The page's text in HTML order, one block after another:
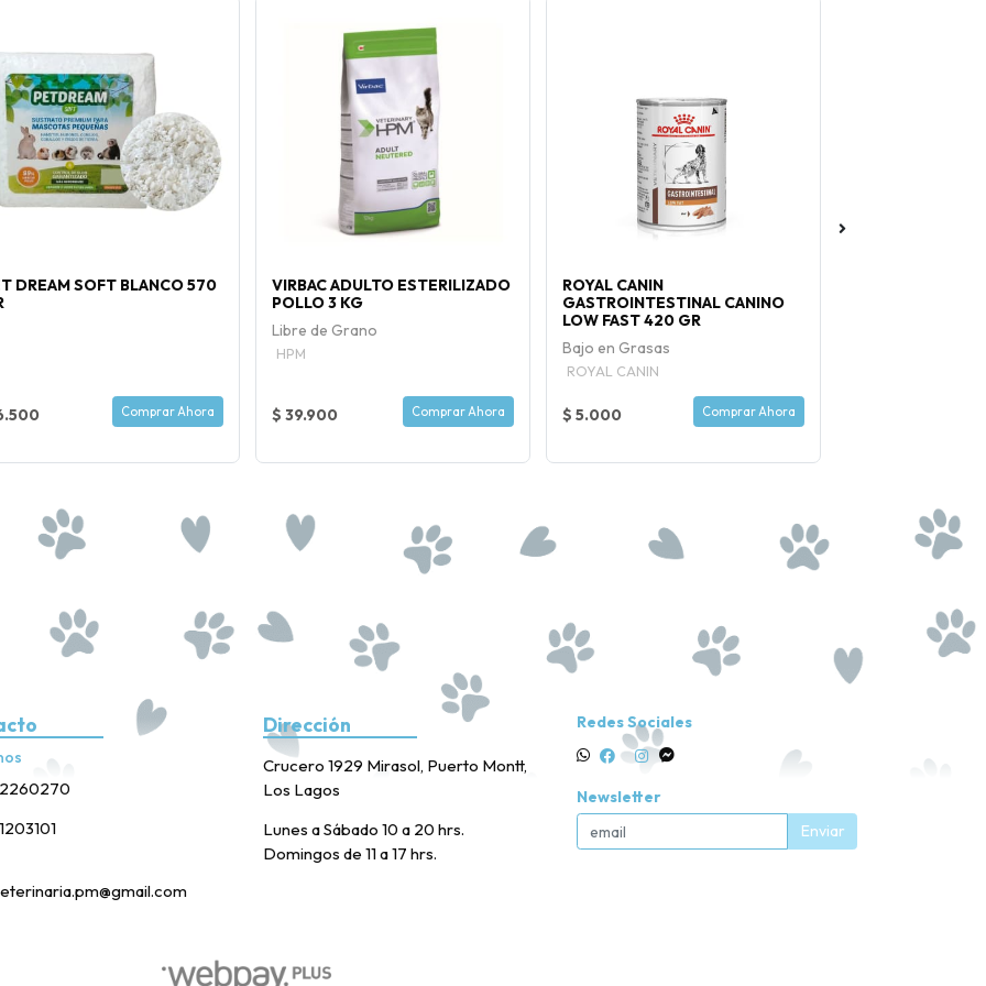
DREAM SOFT BLANCO 570
Comprar Ahora
VIRBAC ADULTO ESTERILIZADO
POLLO 3 KG
Libre de Grano
HPM
$ 39.900 Comprar Ahora
ROYAL CANIN
GASTROINTESTINAL CANINO
LOW FAST 420 GR
Bajo en Grasas
ROYAL CANIN
$ 5.000 Comprar Ahora
Dirección
Crucero 1929 Mirasol, Puerto Montt,
Los Lagos
Lunes a Sábado 10 a 20 hrs.
Domingos de 11 a 17 hrs.
Redes Sociales
Newsletter
Enviar